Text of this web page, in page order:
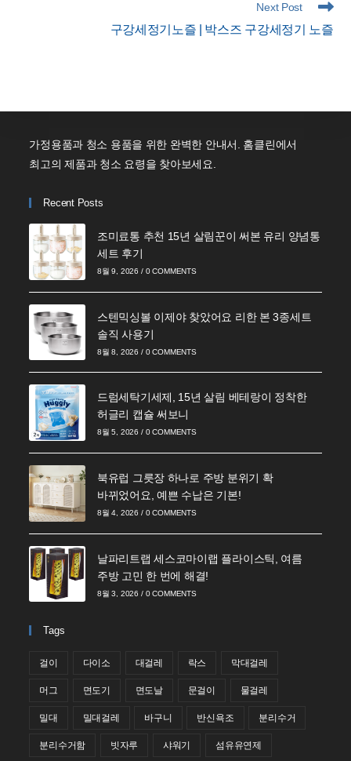
Next Post
구강세정기노즐 | 박스즈 구강세정기 노즐
가정용품과 청소 용품을 위한 완벽한 안내서. 홈클린에서
최고의 제품과 청소 요령을 찾아보세요.
Recent Posts
조미료통 추천 15년 살림꾼이 써본 유리 양념통
세트 후기
8월 9, 2026 / 0 COMMENTS
스텐믹싱볼 이제야 찾았어요 리한 본 3종세트
솔직 사용기
8월 8, 2026 / 0 COMMENTS
드럼세탁기세제, 15년 살림 베테랑이 정착한
허글리 캡슐 써보니
8월 5, 2026 / 0 COMMENTS
북유럽 그릇장 하나로 주방 분위기 확
바뀌었어요, 예쁜 수납은 기본!
8월 4, 2026 / 0 COMMENTS
날파리트랩 세스코마이랩 플라이스틱, 여름
주방 고민 한 번에 해결!
8월 3, 2026 / 0 COMMENTS
Tags
걸이 다이소 대걸레 락스 막대걸레
머그 면도기 면도날 문걸이 물걸레
밀대 밀대걸레 바구니 반신욕조 분리수거
분리수거함 빗자루 샤워기 섬유유연제